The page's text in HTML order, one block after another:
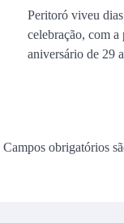
Peritoró viveu
celebração, com
aniversário de 29
Campos obrigatórios